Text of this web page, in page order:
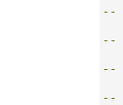
--
--
--
--